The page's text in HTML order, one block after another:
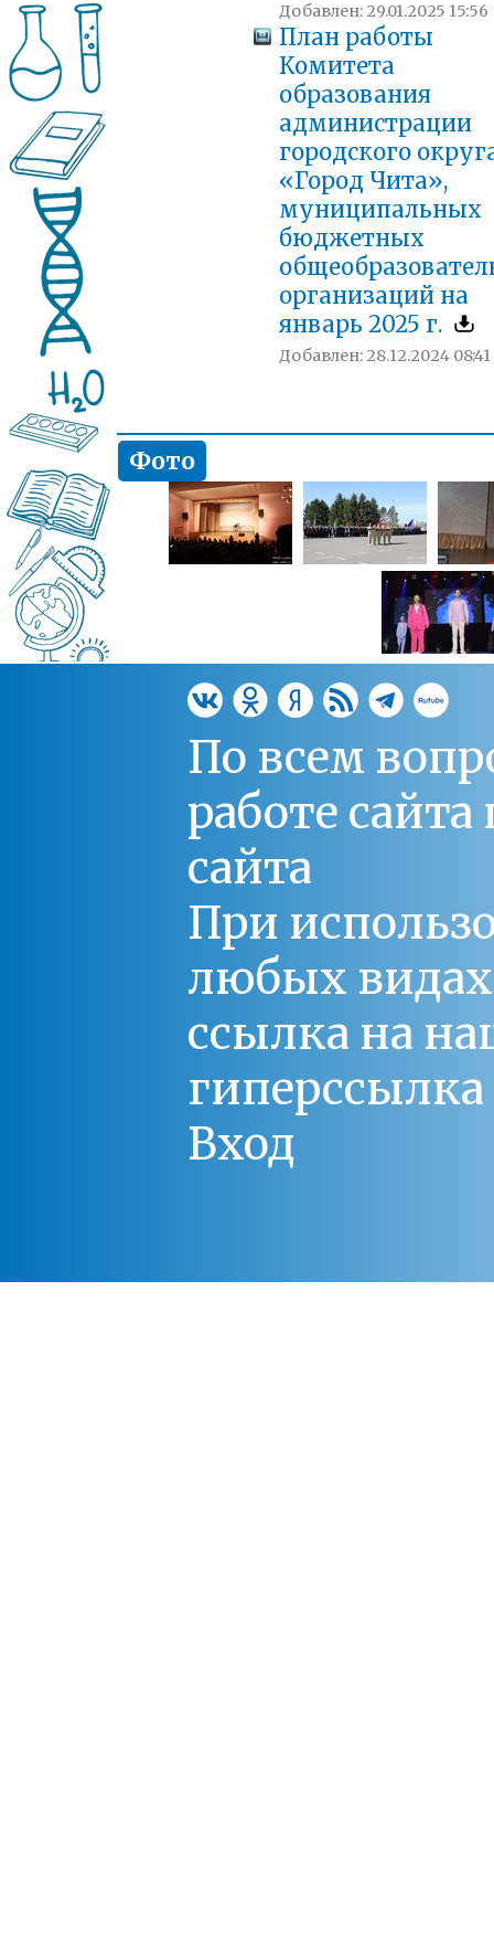
Добавлен: 29.01.2025 15:56
План работы
Комитета
образования
администрации
городского
«Город Чита»,
муниципальных
бюджетных
организаций на
январь 2025 г.
Добавлен: 28.12.2024 08:41
Фото
По всем
работе
сайта
При
любых
ссылка на
Вход